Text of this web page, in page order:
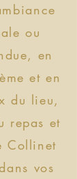
ou
en
et en
du lieu,
repas et
Collinet
vos